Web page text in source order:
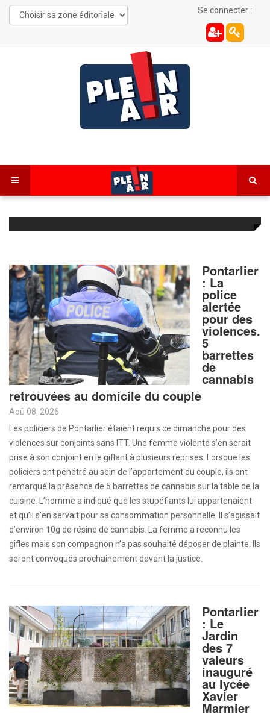
Se connecter :
Pontarlier
: La
police
alertée
pour des
violences.
5
barrettes
de
cannabis
retrouvées au domicile du couple
Aoû 08, 2026
Les policiers de Pontarlier étaient requis ce dimanche pour des
violences sur conjoints sans ITT. Une femme violente s’en serait
prise à son conjoint en le giflant à plusieurs reprises. Lorsque les
policiers ont pénétré au sein de l’appartement du couple, ils ont
remarqué la présence de 5 barrettes de cannabis sur la table de la
cuisine. L’homme a indiqué que les stupéfiants lui appartenaient
et qu’il s’en servait pour sa consommation personnelle. Il s’agissait
d’environ 10g de résine de cannabis. La femme a reconnu les
gifles mais son compagnon n’a pas souhaité déposer de plainte. Ils
seront convoqués prochainement devant la justice.
Pontarlier
: Le
Jardin
des 7
valeurs
inauguré
au lycée
Xavier
Marmier